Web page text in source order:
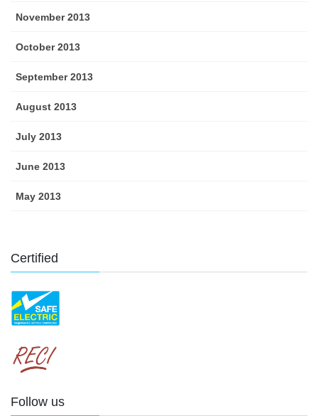
November 2013
October 2013
September 2013
August 2013
July 2013
June 2013
May 2013
Certified
Follow us